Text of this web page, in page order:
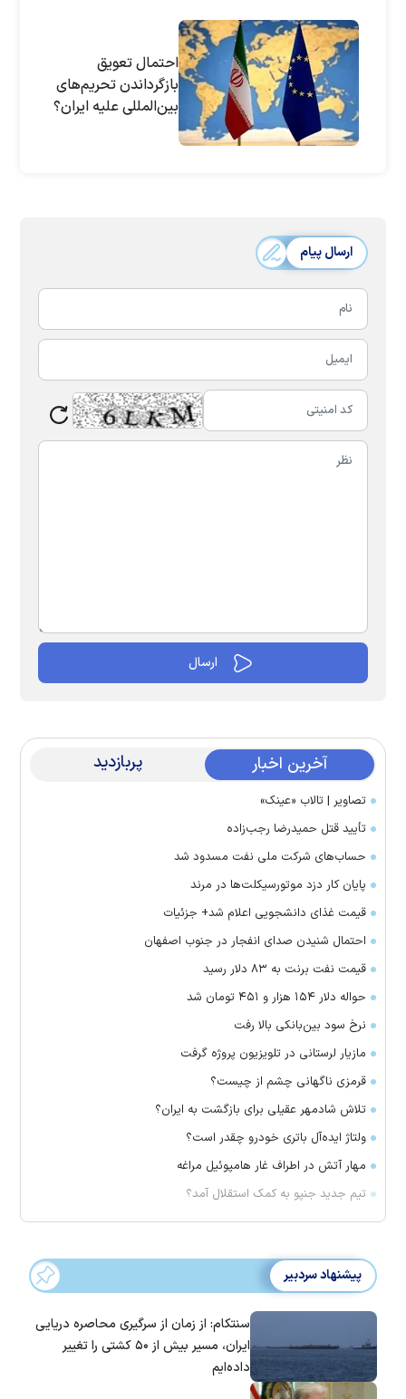
احتمال تعویق
بازگرداندن تحریم‌های
بین‌المللی علیه ایران؟
ارسال پیام
آخرین اخبار پربازدید
تصاویر | تالاب «عینک»
تأیید قتل حمیدرضا رجب‌زاده
حساب‌های شرکت ملی نفت مسدود شد
پایان کار دزد موتورسیکلت‌ها در مرند
قیمت غذای دانشجویی اعلام شد+ جزئیات
احتمال شنیدن صدای انفجار در جنوب اصفهان
قیمت نفت برنت به ۸۳ دلار رسید
حواله دلار ۱۵۴ هزار و ۴۵۱ تومان شد
نرخ سود بین‌بانکی بالا رفت
مازیار لرستانی در تلویزیون پروژه گرفت
قرمزی ناگهانی چشم از چیست؟
تلاش شادمهر عقیلی برای بازگشت به ایران؟
ولتاژ ایده‌آل باتری خودرو چقدر است؟
مهار آتش در اطراف غار هامپوئیل مراغه
تیم جدید جنپو به کمک استقلال آمد؟
پیشنهاد سردبیر
سنتکام: از زمان از سرگیری محاصره دریایی
ایران، مسیر بیش از ۵۰ کشتی را تغییر
داده‌ایم